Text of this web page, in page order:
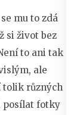
mu to zdá
si život bez
to ani tak
ale
tolik různých
posílat fotky